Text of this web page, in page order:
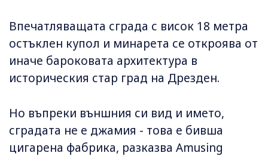
Впечатляващата сграда с висок 18 метра
остъклен купол и минарета се откроява от
иначе бароковата архитектура в
историческия стар град на Дрезден.
Но въпреки външния си вид и името,
сградата не е джамия - това е бивша
цигарена фабрика, разказва Amusing